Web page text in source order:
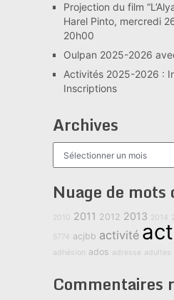
Projection du film
Harel Pinto, mercredi
20h00
Oulpan 2025-2026
Activités 2025-2026 :
Inscriptions
Archives
Nuage de mots
2010 2011 2012 2013 2014
5774 acjbb activité
adhésion ados adresse adultes
Commentaires